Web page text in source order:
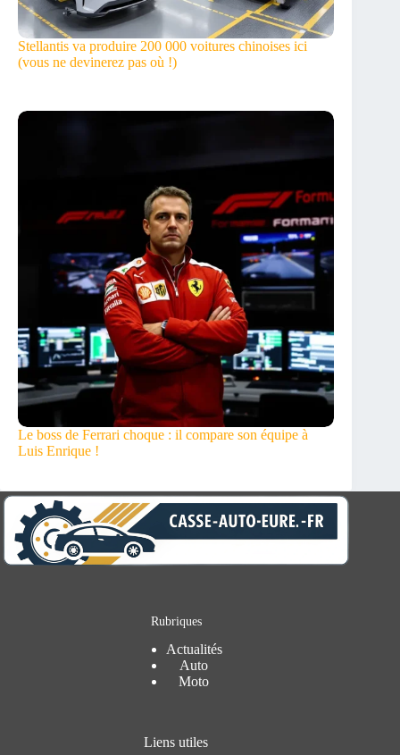
Stellantis va produire 200 000 voitures chinoises ici
(vous ne devinerez pas où !)
Le boss de Ferrari choque : il compare son équipe à
Luis Enrique !
Rubriques
Actualités
Auto
Moto
Liens utiles